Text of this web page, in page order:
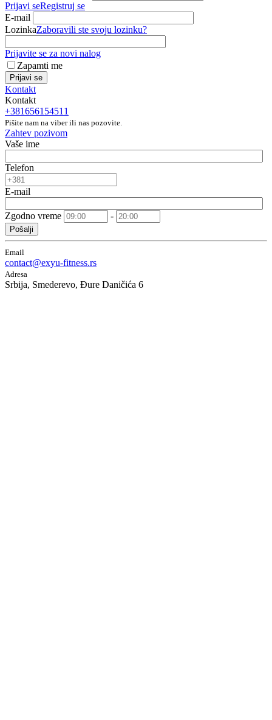
Prijavi seRegistruj se
E-mail
LozinkaZaboravili ste svoju lozinku?
Prijavite se za novi nalog
Zapamti me
Prijavi se
Kontakt
Kontakt
+381656154511
Pišite nam na viber ili nas pozovite.
Zahtev pozivom
Vaše ime
Telefon
E-mail
Zgodno vreme -
Pošalji
Email
contact@exyu-fitness.rs
Adresa
Srbija, Smederevo, Đure Daničića 6